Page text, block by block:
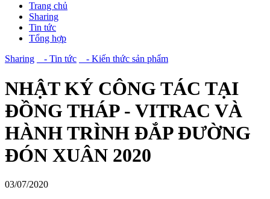
Trang chủ
Sharing
Tin tức
Tổng hợp
Sharing
- Tin tức - Kiến thức sản phẩm
NHẬT KÝ CÔNG TÁC TẠI
ĐỒNG THÁP - VITRAC VÀ
HÀNH TRÌNH ĐẮP ĐƯỜNG
ĐÓN XUÂN 2020
03/07/2020